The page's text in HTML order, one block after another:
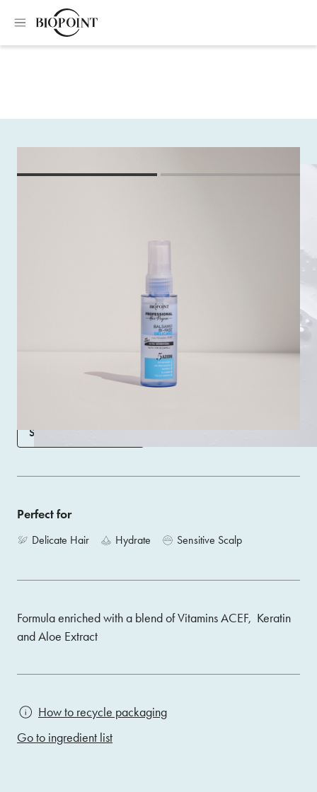
Gentle two-phase
conditioner minisize
Gentle Two-Phase Conditioner with 5 Actions brings new
vitality and healthiness to all hair, even more delicate hair
types, for professional results directly at home.
SHOP ON AMAZON
Perfect for
Delicate Hair Hydrate Sensitive Scalp
Formula enriched with a blend of Vitamins ACEF, Keratin
and Aloe Extract
How to recycle packaging
Go to ingredient list